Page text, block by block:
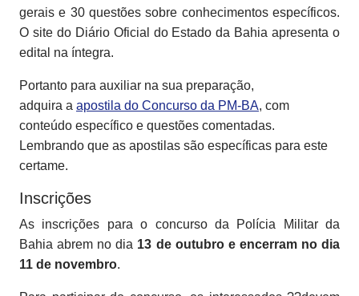
gerais e 30 questões sobre conhecimentos específicos.
O site do Diário Oficial do Estado da Bahia apresenta o
edital na íntegra.
Portanto para auxiliar na sua preparação,
adquira a apostila do Concurso da PM-BA, com
conteúdo específico e questões comentadas.
Lembrando que as apostilas são específicas para este
certame.
Inscrições
As inscrições para o concurso da Polícia Militar da
Bahia abrem no dia 13 de outubro e encerram no dia
11 de novembro.